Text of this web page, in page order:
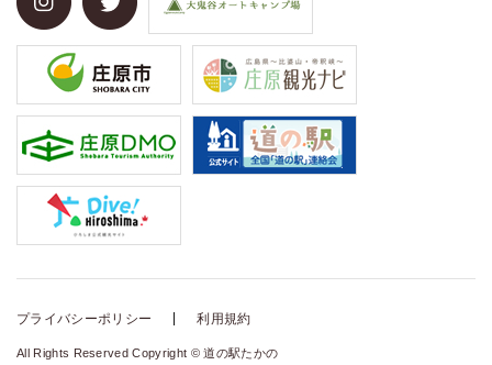
プライバシーポリシー 利用規約
All Rights Reserved Copyright © 道の駅たかの